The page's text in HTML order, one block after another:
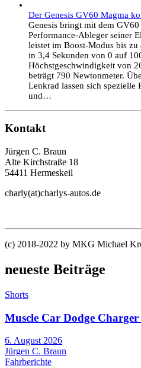
Der Genesis GV60 Magma
Genesis bringt mit dem
Performance-Ableger seiner
leistet im Boost-Modus bis
in 3,4 Sekunden von 0 auf
Höchstgeschwindigkeit von
beträgt 790 Newtonmeter.
Lenkrad lassen sich spezielle
und…
Kontakt
Jürgen C. Braun
Alte Kirchstraße 18
54411 Hermeskeil
charly(at)charlys-autos.de
(c) 2018-2022 by MKG Michael
neueste Beiträge
Shorts
Muscle Car Dodge
6. August 2026
Jürgen C. Braun
Fahrberichte